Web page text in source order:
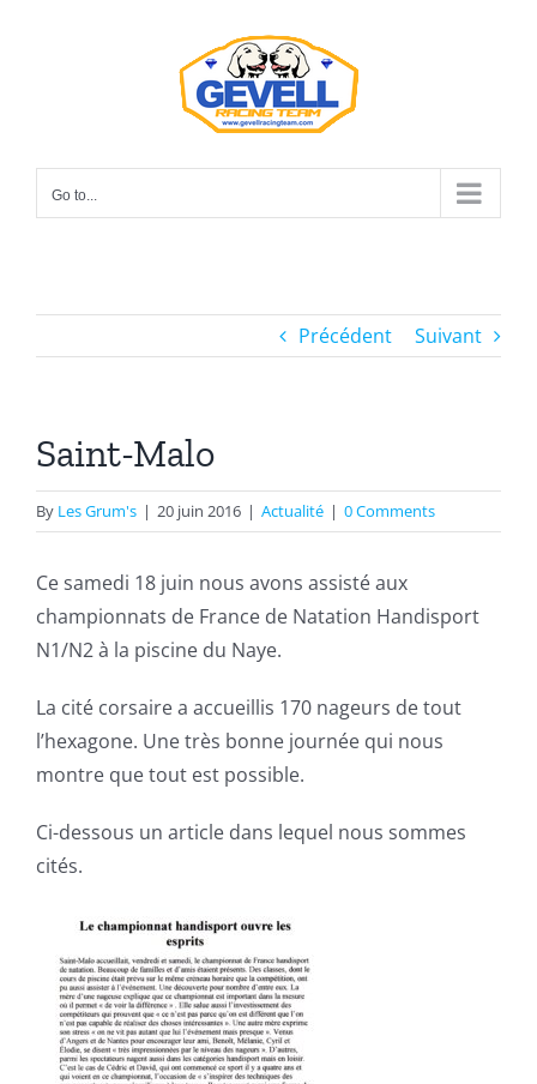
Go to...
Précédent Suivant
Saint-Malo
By Les Grum's | 20 juin 2016 | Actualité | 0 Comments
Ce samedi 18 juin nous avons assisté aux
championnats de France de Natation Handisport
N1/N2 à la piscine du Naye.
La cité corsaire a accueillis 170 nageurs de tout
l’hexagone. Une très bonne journée qui nous
montre que tout est possible.
Ci-dessous un article dans lequel nous sommes
cités.